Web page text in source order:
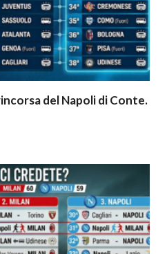
del Napoli di Conte.